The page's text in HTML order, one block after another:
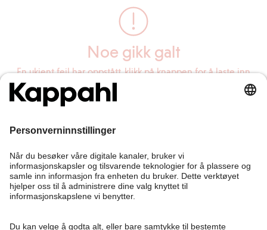
Noe gikk galt
En ukjent feil har oppstått, klikk på knappen for å laste inn
siden på nytt.